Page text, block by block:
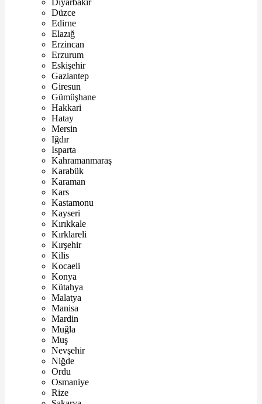
Diyarbakır
Düzce
Edirne
Elazığ
Erzincan
Erzurum
Eskişehir
Gaziantep
Giresun
Gümüşhane
Hakkari
Hatay
Mersin
Iğdır
Isparta
Kahramanmaraş
Karabük
Karaman
Kars
Kastamonu
Kayseri
Kırıkkale
Kırklareli
Kırşehir
Kilis
Kocaeli
Konya
Kütahya
Malatya
Manisa
Mardin
Muğla
Muş
Nevşehir
Niğde
Ordu
Osmaniye
Rize